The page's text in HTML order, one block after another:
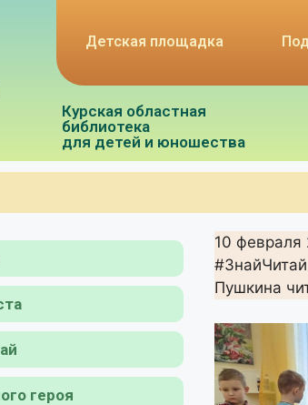
Детская площадка
Курская областная
библиотека
для детей и юношества
героя
10 февраля
Пушкина